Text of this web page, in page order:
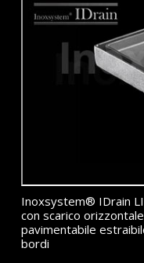
Inoxsystem® IDrain
con scarico
pavimentabile
bordi